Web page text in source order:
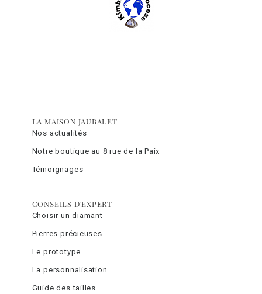
LA MAISON JAUBALET
Nos actualités
Notre boutique au 8 rue de la Paix
Témoignages
CONSEILS D'EXPERT
Choisir un diamant
Pierres précieuses
Le prototype
La personnalisation
Guide des tailles